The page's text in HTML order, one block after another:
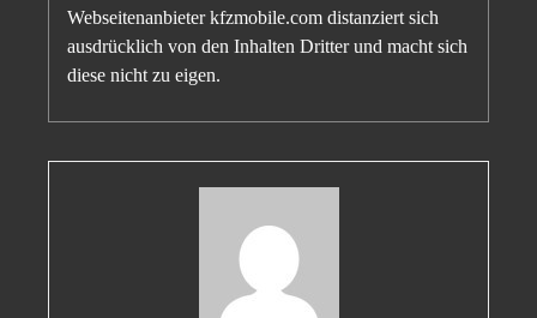
Webseitenanbieter kfzmobile.com distanziert sich
ausdrücklich von den Inhalten Dritter und macht sich
diese nicht zu eigen.